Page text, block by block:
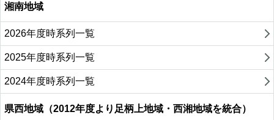
湘南地域
2026年度時系列一覧
2025年度時系列一覧
2024年度時系列一覧
県西地域（2012年度より足柄上地域・西湘地域を統合）